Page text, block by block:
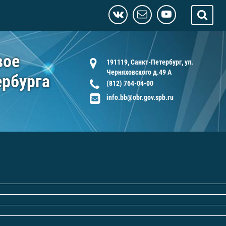
191119, Санкт-Петербург, ул.
Черняховского д.49 А
(812) 764-04-00
info.bb@obr.gov.spb.ru